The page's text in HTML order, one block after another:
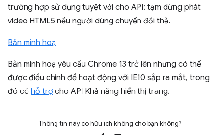
trường hợp sử dụng tuyệt vời cho API: tạm dừng phát
video HTML5 nếu người dùng chuyển đổi thẻ.
Bản minh hoạ
Bản minh hoạ yêu cầu Chrome 13 trở lên nhưng có thể
được điều chỉnh để hoạt động với IE10 sắp ra mắt, trong
đó có hỗ trợ cho API Khả năng hiển thị trang.
Thông tin này có hữu ích không cho bạn không?